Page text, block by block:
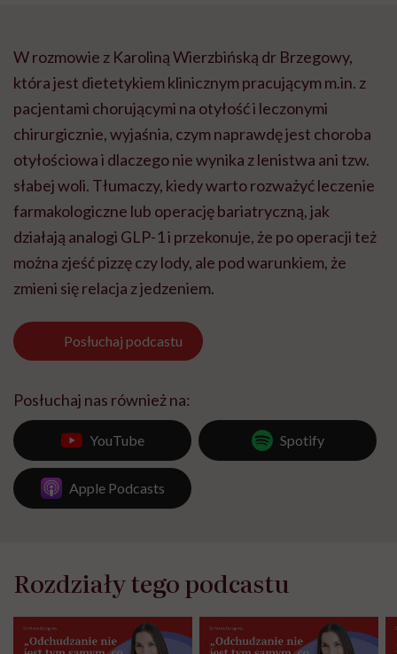
W rozmowie z Karoliną Wierzbińską dr Brzegowy,
która jest dietetykiem klinicznym pracującym m.in. z
pacjentami chorującymi na otyłość i leczonymi
chirurgicznie, wyjaśnia, czym naprawdę jest choroba
otyłościowa i dlaczego nie wynika z lenistwa ani tzw.
słabej woli. Tłumaczy, kiedy warto rozważyć leczenie
farmakologiczne lub operację bariatryczną, jak
działają analogi GLP-1 i przekonuje, że po operacji też
można zjeść pizzę czy lody, ale pod warunkiem, że
zmieni się relacja z jedzeniem.
Posłuchaj podcastu
Posłuchaj nas również na:
YouTube Spotify
Apple Podcasts
Rozdziały tego podcastu